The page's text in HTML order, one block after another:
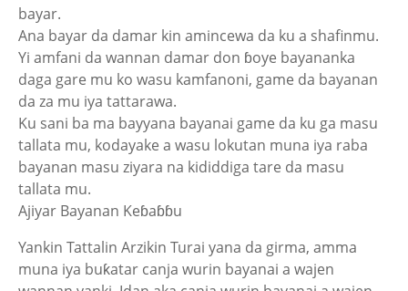
bayar.
Ana bayar da damar kin amincewa da ku a shafinmu.
Yi amfani da wannan damar don ɓoye bayananka
daga gare mu ko wasu kamfanoni, game da bayanan
da za mu iya tattarawa.
Ku sani ba ma bayyana bayanai game da ku ga masu
tallata mu, kodayake a wasu lokutan muna iya raba
bayanan masu ziyara na kididdiga tare da masu
tallata mu.
Ajiyar Bayanan Keɓaɓɓu
Yankin Tattalin Arzikin Turai yana da girma, amma
muna iya buƙatar canja wurin bayanai a wajen